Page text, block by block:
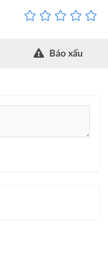
Báo xấu